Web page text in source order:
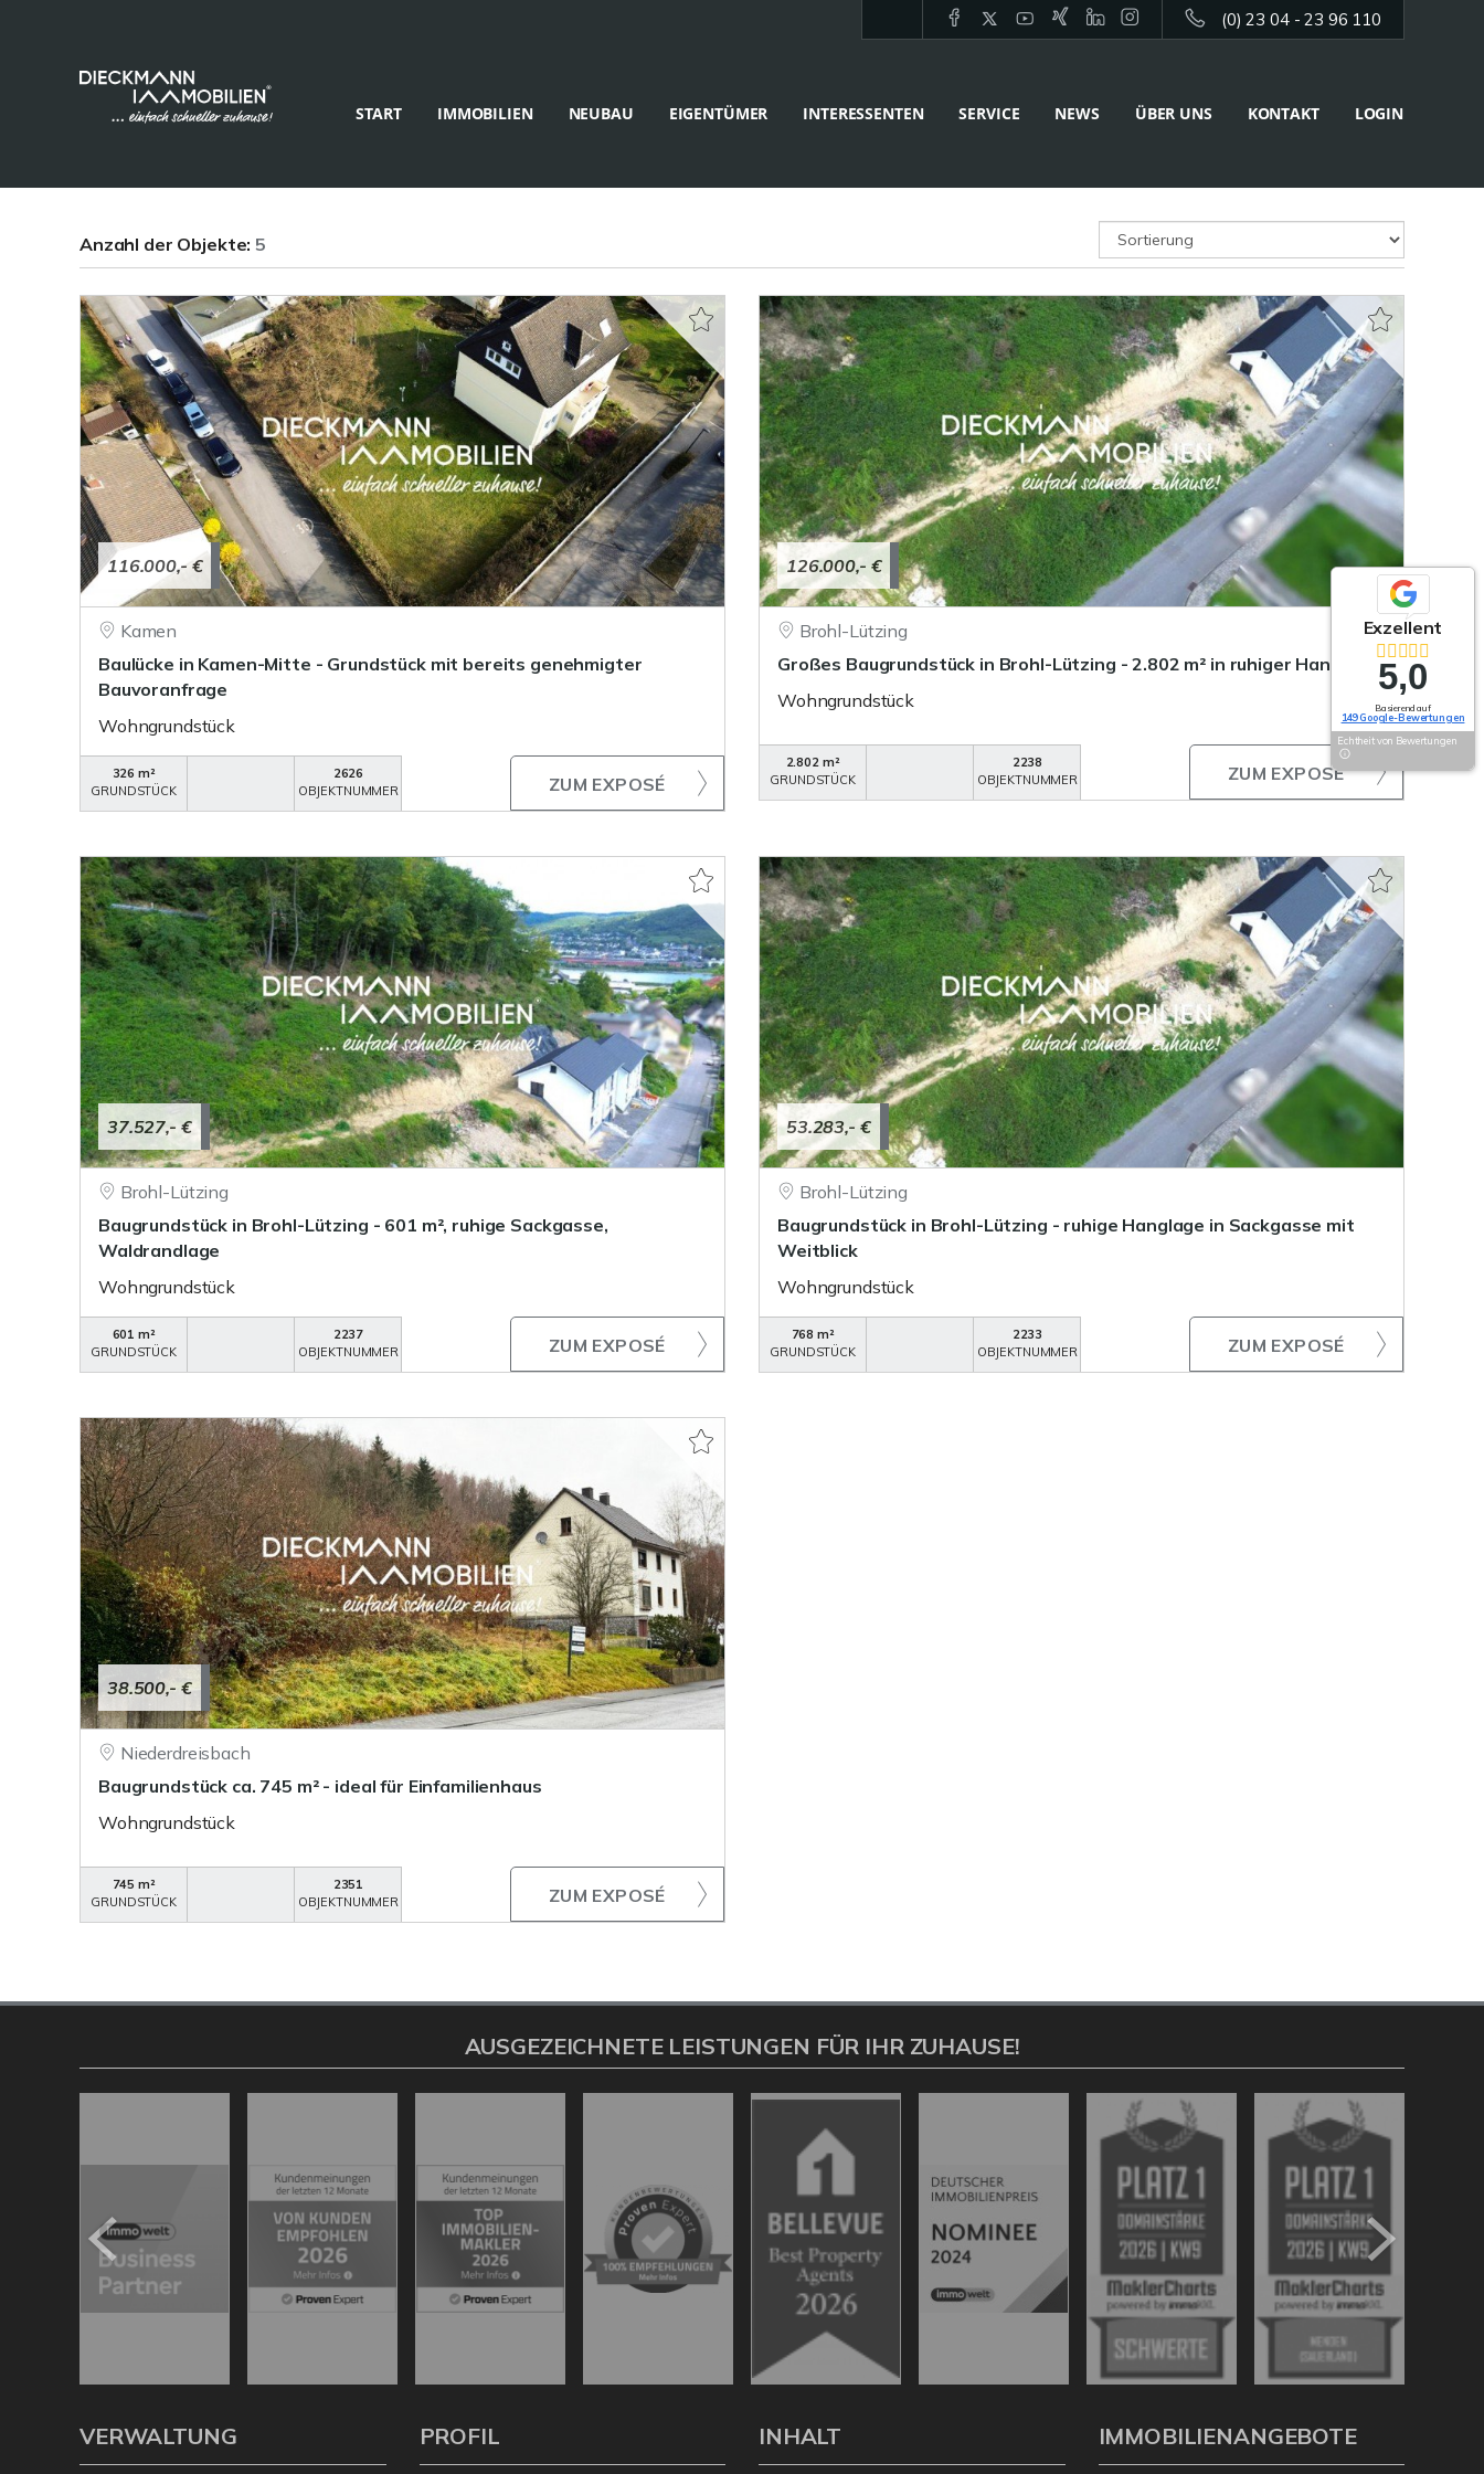
(0) 23 04 - 23 96 110
START IMMOBILIEN NEUBAU EIGENTÜMER INTERESSENTEN SERVICE NEWS ÜBER UNS KONTAKT LOGIN
Anzahl der Objekte:5
116.000,- €
Kamen
Baulücke in Kamen-Mitte - Grundstück mit bereits genehmigter
Bauvoranfrage
Wohngrundstück
326 m²
GRUNDSTÜCK
2626
OBJEKTNUMMER
ZUM EXPOSÉ
126.000,- €
Brohl-Lützing
Großes Baugrundstück in Brohl-Lützing - 2.802 m² in ruhiger Hanglage
Wohngrundstück
2.802 m²
GRUNDSTÜCK
2238
OBJEKTNUMMER
ZUM EXPOSÉ
37.527,- €
Brohl-Lützing
Baugrundstück in Brohl-Lützing - 601 m², ruhige Sackgasse,
Waldrandlage
Wohngrundstück
601 m²
GRUNDSTÜCK
2237
OBJEKTNUMMER
ZUM EXPOSÉ
53.283,- €
Brohl-Lützing
Baugrundstück in Brohl-Lützing - ruhige Hanglage in Sackgasse mit
Weitblick
Wohngrundstück
768 m²
GRUNDSTÜCK
2233
OBJEKTNUMMER
ZUM EXPOSÉ
38.500,- €
Niederdreisbach
Baugrundstück ca. 745 m² - ideal für Einfamilienhaus
Wohngrundstück
745 m²
GRUNDSTÜCK
2351
OBJEKTNUMMER
ZUM EXPOSÉ
Exzellent
5,0
Basierend auf
149 Google-Bewertungen
Echtheit von Bewertungen
AUSGEZEICHNETE LEISTUNGEN FÜR IHR ZUHAUSE!
VERWALTUNG PROFIL INHALT IMMOBILIENANGEBOTE